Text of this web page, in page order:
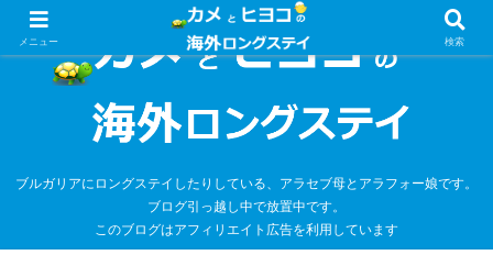
ブルガリアにロングステイしたりしている、アラセブ母とアラフォー娘です。
ブログ引っ越し中で放置中です。
このブログはアフィリエイト広告を利用しています
メニュー 検索